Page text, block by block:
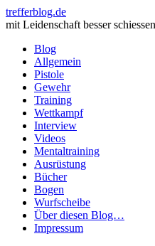
trefferblog.de
mit Leidenschaft besser
Blog
Allgemein
Pistole
Gewehr
Training
Wettkampf
Interview
Videos
Mentaltraining
Ausrüstung
Bücher
Bogen
Wurfscheibe
Über diesen Blog…
Impressum